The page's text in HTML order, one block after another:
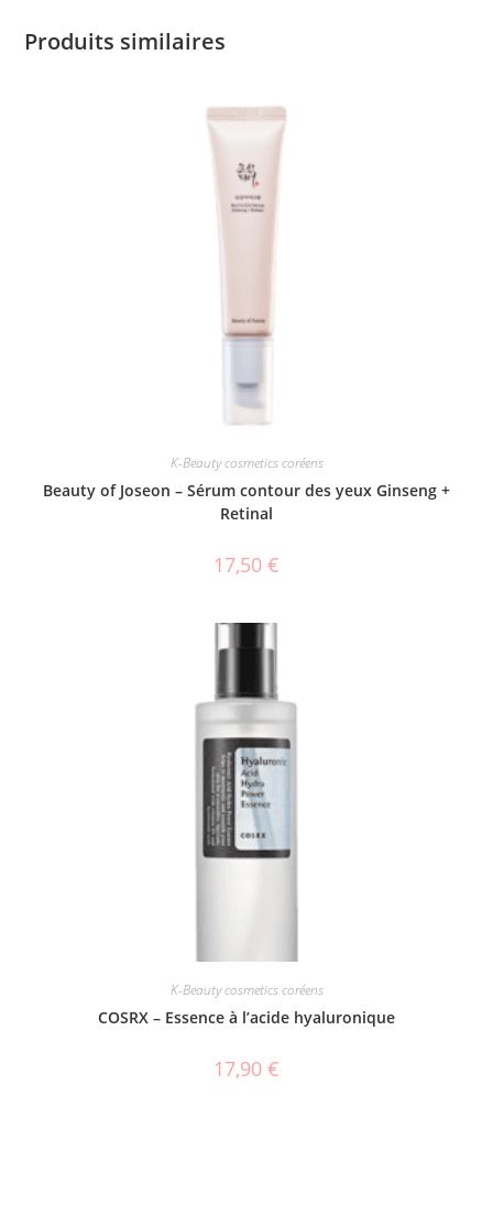
Produits similaires
K-Beauty cosmetics coréens
Beauty of Joseon – Sérum contour des yeux Ginseng +
Retinal
17,50 €
K-Beauty cosmetics coréens
COSRX – Essence à l’acide hyaluronique
17,90 €